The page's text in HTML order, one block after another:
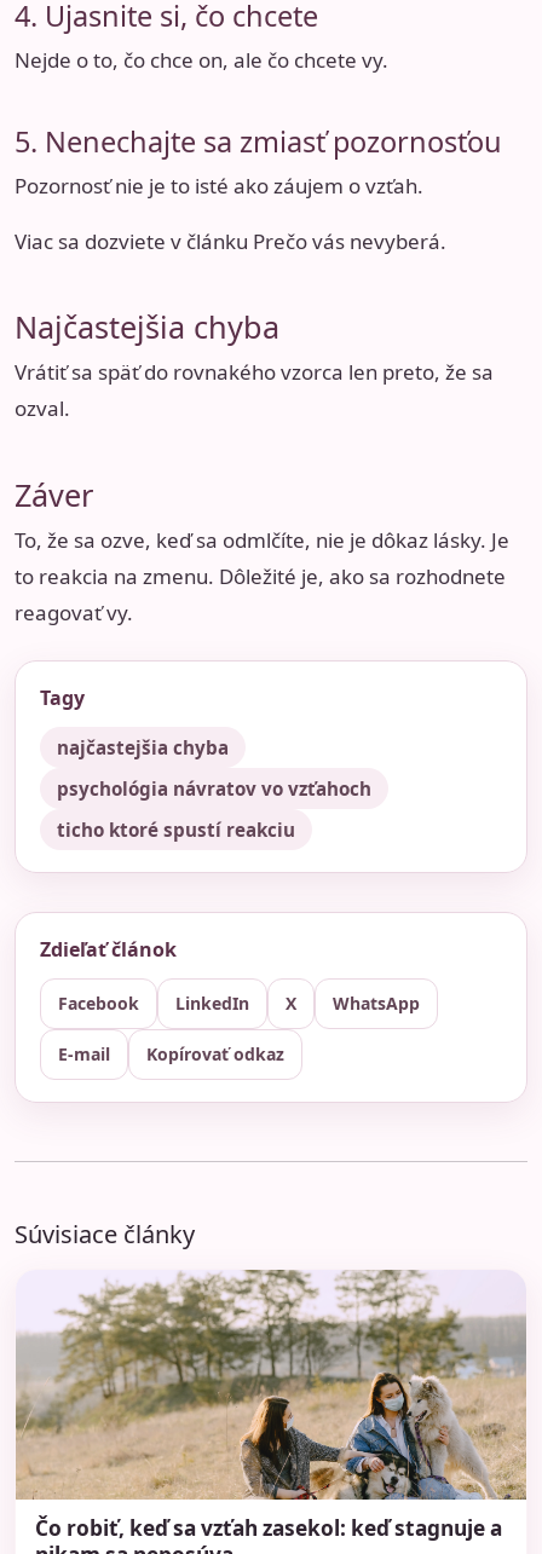
4. Ujasnite si, čo chcete
Nejde o to, čo chce on, ale čo chcete vy.
5. Nenechajte sa zmiasť pozornosťou
Pozornosť nie je to isté ako záujem o vzťah.
Viac sa dozviete v článku Prečo vás nevyberá.
Najčastejšia chyba
Vrátiť sa späť do rovnakého vzorca len preto, že sa
ozval.
Záver
To, že sa ozve, keď sa odmlčíte, nie je dôkaz lásky. Je
to reakcia na zmenu. Dôležité je, ako sa rozhodnete
reagovať vy.
Tagy
najčastejšia chyba
psychológia návratov vo vzťahoch
ticho ktoré spustí reakciu
Zdieľať článok
Facebook LinkedIn X WhatsApp
E-mail Kopírovať odkaz
Súvisiace články
Čo robiť, keď sa vzťah zasekol: keď stagnuje a